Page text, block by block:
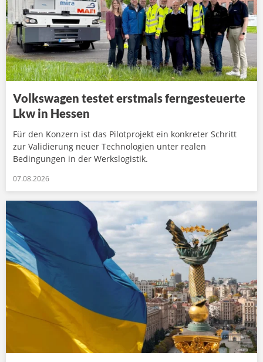
Volkswagen testet erstmals ferngesteuerte
Lkw in Hessen
Für den Konzern ist das Pilotprojekt ein konkreter Schritt
zur Validierung neuer Technologien unter realen
Bedingungen in der Werkslogistik.
07.08.2026